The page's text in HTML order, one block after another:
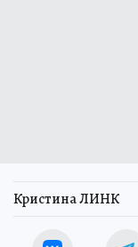
Кристина ЛИНК